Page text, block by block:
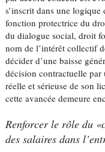
s’inscrit dans une
fonction protectrice du
du dialogue social, droit
nom de l’intérêt collectif
décider d’une baisse
décision contractuelle par
réelle et sérieuse de son
cette avancée demeure
Renforcer le rôle du
des salaires dans